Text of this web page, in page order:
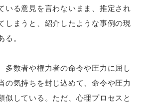
いる意見を言わないまま、推定され
しまうと、紹介したような事例の現
る。
数者や権力者の命令や圧力に屈し
の気持ちを封じ込めて、命令や圧力
似している。ただ、心理プロセスと